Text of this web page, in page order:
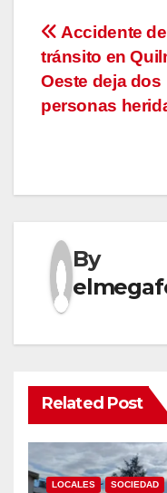
de
entradas
Accidente de
tránsito en
Oeste deja dos
personas
By
Related Post
LOCALES SOCIEDAD